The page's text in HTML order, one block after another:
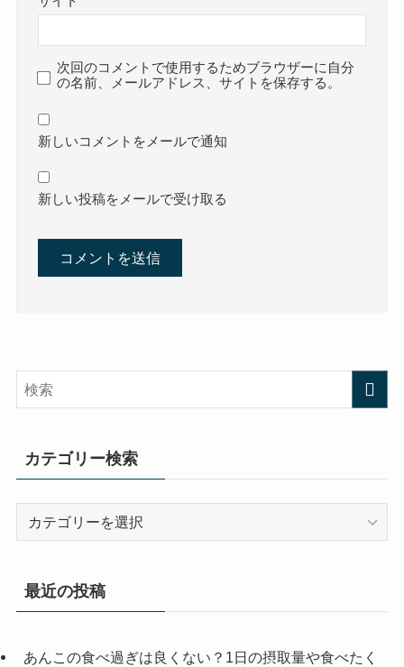
次回のコメントで使用するためブラウザーに自分
の名前、メールアドレス、サイトを保存する。
新しいコメントをメールで通知
新しい投稿をメールで受け取る
カテゴリー検索
リ
索
最近の投稿
あんこの食べ過ぎは良くない？1日の摂取量や食べたく